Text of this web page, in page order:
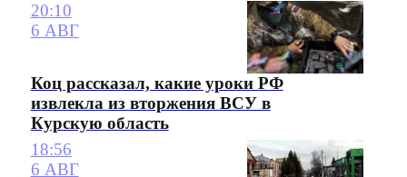
20:10
6 АВГ
Коц рассказал, какие уроки РФ
извлекла из вторжения ВСУ в
Курскую область
18:56
6 АВГ